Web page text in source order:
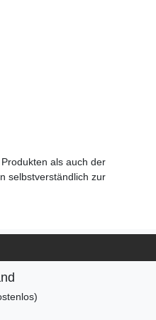
als auch der
selbstverständlich zur